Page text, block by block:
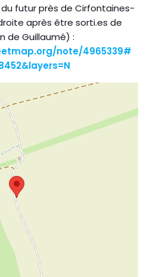
futur près de Cirfontaines-
après être sorti.es de
de Guillaumé) :
note/4965339#